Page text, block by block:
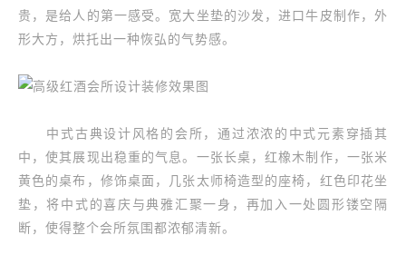
贵，是给人的第一感受。宽大坐垫的沙发，进口牛皮制作，外
形大方，烘托出一种恢弘的气势感。
中式古典设计风格的会所，通过浓浓的中式元素穿插其
中，使其展现出稳重的气息。一张长桌，红橡木制作，一张米
黄色的桌布，修饰桌面，几张太师椅造型的座椅，红色印花坐
垫，将中式的喜庆与典雅汇聚一身，再加入一处圆形镂空隔
断，使得整个会所氛围都浓郁清新。